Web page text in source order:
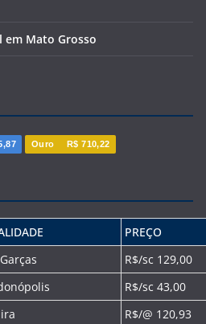
em Mato Grosso
Ouro R$ 710,22
PREÇO
R$/sc 129,00
R$/sc 43,00
R$/@ 120,93